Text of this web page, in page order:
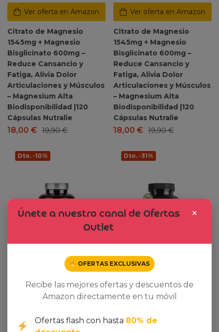
Ver oferta en Amazon
Citrato de Magnesio
1545mg + Magnesio
Bisglicinato 600mg –
Reduce Cansancio y
Fatiga, Alivia Dolor
Articulaciones y Músculos
– Magnesium Alta
Biodisponibilidad |120
Cápsulas Nutralie
18,00 € 19,90€
Ver oferta en Amazon
Citrato de Magnesio
1545mg + Magnesio
Bisglicinato 600mg –
Reduce Cansancio y
Fatiga, Alivia Dolor
Articulaciones y Músculos
– Magnesium Alta
Biodisponibilidad |120
Cápsulas Nutralie
18,00 € 19,90€
Dto. -10%
Citrato de Magnesio
Dto. -31%
Ashwagandha KSM-66®
×
Únete a nuestro canal de Ofertas
Outlet
OFERTAS EXCLUSIVAS
Recibe las mejores ofertas y descuentos de
Amazon directamente en tu móvil
Ofertas flash con hasta 80% de